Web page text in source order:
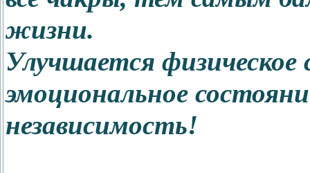
жизни.
Улучшается физическое
эмоциональное
независимость!